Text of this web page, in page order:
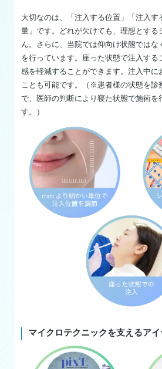
大切なのは、「注入する位置」「注入す
量」です。どれが欠けても、理想とする
ん。さらに、当院では仰向け状態ではな
を行っています。座った状態で注入する
感を軽減することができます。注入中に
ことも可能です。（※患者様の状態を診
で、医師の判断により寝た状態で施術を
す。）
マイクロテクニックを支えるアイ